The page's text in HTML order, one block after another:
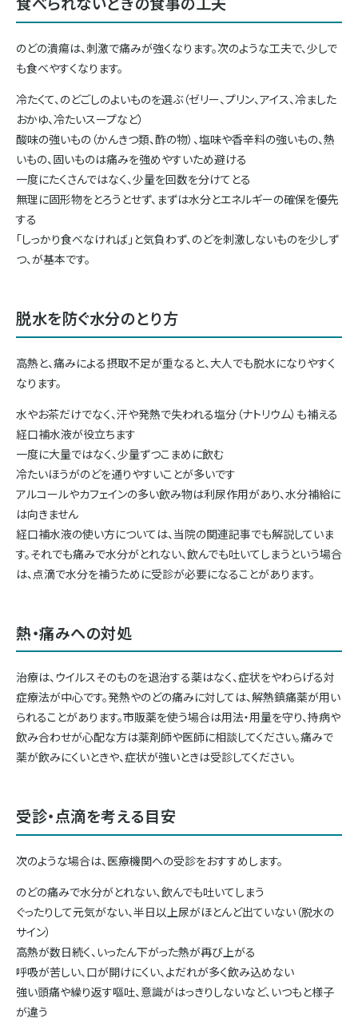
のどの潰瘍は、刺激で痛みが強くなります。次のような工夫で、少しで
も食べやすくなります。
冷たくて、のどごしのよいものを選ぶ（ゼリー、プリン、アイス、冷ました
おかゆ、冷たいスープなど）
酸味の強いもの（かんきつ類、酢の物）、塩味や香辛料の強いもの、熱
いもの、固いものは痛みを強めやすいため避ける
一度にたくさんではなく、少量を回数を分けてとる
無理に固形物をとろうとせず、まずは水分とエネルギーの確保を優先
する
「しっかり食べなければ」と気負わず、のどを刺激しないものを少しず
つ、が基本です。
脱水を防ぐ水分のとり方
高熱と、痛みによる摂取不足が重なると、大人でも脱水になりやすく
なります。
水やお茶だけでなく、汗や発熱で失われる塩分（ナトリウム）も補える
経口補水液が役立ちます
一度に大量ではなく、少量ずつこまめに飲む
冷たいほうがのどを通りやすいことが多いです
アルコールやカフェインの多い飲み物は利尿作用があり、水分補給に
は向きません
経口補水液の使い方については、当院の関連記事でも解説していま
す。それでも痛みで水分がとれない、飲んでも吐いてしまうという場合
は、点滴で水分を補うために受診が必要になることがあります。
熱・痛みへの対処
治療は、ウイルスそのものを退治する薬はなく、症状をやわらげる対
症療法が中心です。発熱やのどの痛みに対しては、解熱鎮痛薬が用い
られることがあります。市販薬を使う場合は用法・用量を守り、持病や
飲み合わせが心配な方は薬剤師や医師に相談してください。痛みで
薬が飲みにくいときや、症状が強いときは受診してください。
受診・点滴を考える目安
次のような場合は、医療機関への受診をおすすめします。
のどの痛みで水分がとれない、飲んでも吐いてしまう
ぐったりして元気がない、半日以上尿がほとんど出ていない（脱水の
サイン）
高熱が数日続く、いったん下がった熱が再び上がる
呼吸が苦しい、口が開けにくい、よだれが多く飲み込めない
強い頭痛や繰り返す嘔吐、意識がはっきりしないなど、いつもと様子
が違う